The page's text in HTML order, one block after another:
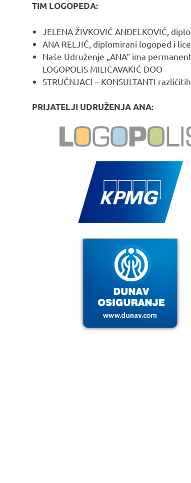
TIM LOGOPEDA:
JELENA ŽIVKOVIĆ ANĐELKOVIĆ,
​ANA RELJIĆ, diplomirani logoped i
Naše Udruženje „ANA“ ima
LOGOPOLIS MILICAVAKIĆ DOO
STRUČNJACI – KONSULTANTI
PRIJATELJI UDRUŽENJA ANA: